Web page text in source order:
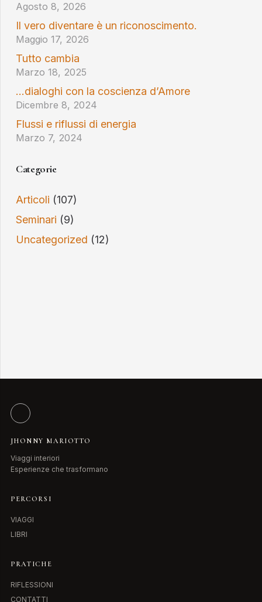
Agosto 8, 2026
Il vero diventare è un riconoscimento.
Maggio 17, 2026
Tutto cambia
Marzo 18, 2025
…dialoghi con la coscienza d’Amore
Dicembre 8, 2024
Flussi e riflussi di energia
Marzo 7, 2024
Categorie
Articoli (107)
Seminari (9)
Uncategorized (12)
JHONNY MARIOTTO
Viaggi interiori
Esperienze che trasformano
PERCORSI
VIAGGI
LIBRI
PRATICHE
RIFLESSIONI
CONTATTI